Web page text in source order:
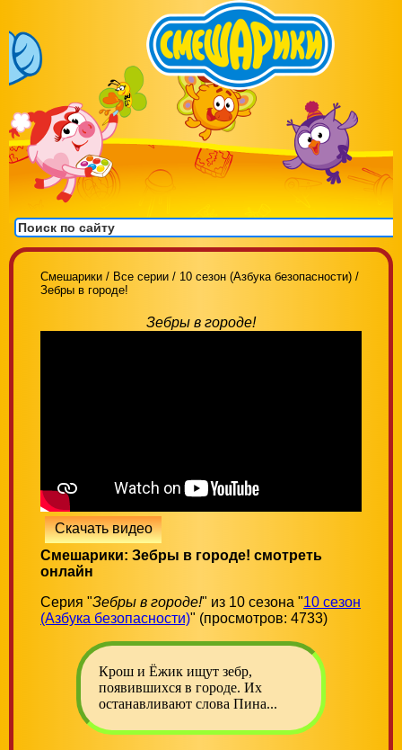
Смешарики / Все серии / 10 сезон (Азбука безопасности) /
Зебры в городе!
Зебры в городе!
Скачать видео
Смешарики: Зебры в городе! смотреть
онлайн
Серия "Зебры в городе!" из 10 сезона "10 сезон
(Азбука безопасности)" (просмотров: 4733)
Крош и Ёжик ищут зебр,
появившихся в городе. Их
останавливают слова Пина...